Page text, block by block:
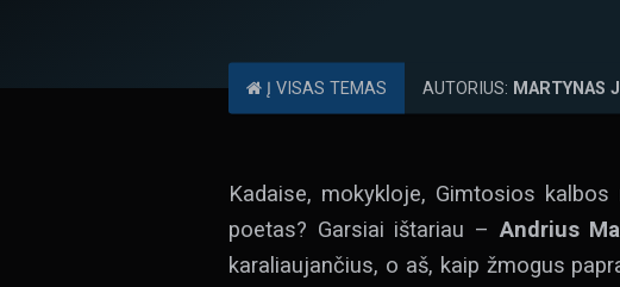
Į VISAS TEMAS AUTORIUS: MARTYNAS
Kadaise, mokykloje, Gimtosios
poetas? Garsiai ištariau – Andrius
karaliaujančius, o aš, kaip žmogus